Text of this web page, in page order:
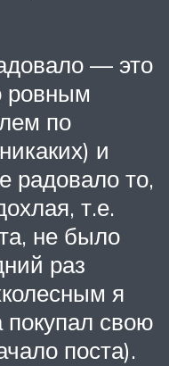
— это
ровным
по
и
радовало то,
т.е.
не было
раз
я
покупал свою
поста).